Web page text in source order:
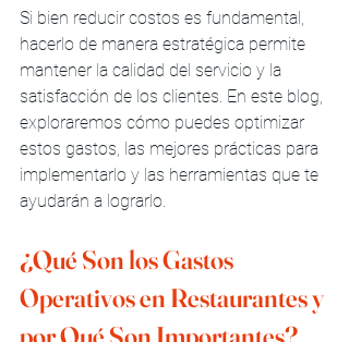
Si bien reducir costos es fundamental,
hacerlo de manera estratégica permite
mantener la calidad del servicio y la
satisfacción de los clientes. En este blog,
exploraremos cómo puedes optimizar
estos gastos, las mejores prácticas para
implementarlo y las herramientas que te
ayudarán a lograrlo.
¿Qué Son los Gastos
Operativos en Restaurantes y